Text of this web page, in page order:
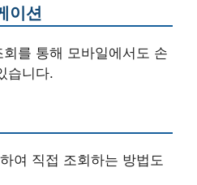
이션
를 통해 모바일에서도 손
습니다.
여 직접 조회하는 방법도